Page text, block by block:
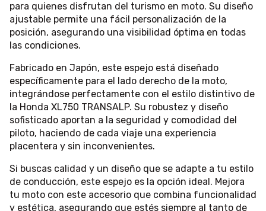
para quienes disfrutan del turismo en moto. Su diseño
ajustable permite una fácil personalización de la
posición, asegurando una visibilidad óptima en todas
las condiciones.
Fabricado en Japón, este espejo está diseñado
específicamente para el lado derecho de la moto,
integrándose perfectamente con el estilo distintivo de
la Honda XL750 TRANSALP. Su robustez y diseño
sofisticado aportan a la seguridad y comodidad del
piloto, haciendo de cada viaje una experiencia
placentera y sin inconvenientes.
Si buscas calidad y un diseño que se adapte a tu estilo
de conducción, este espejo es la opción ideal. Mejora
tu moto con este accesorio que combina funcionalidad
y estética, asegurando que estés siempre al tanto de